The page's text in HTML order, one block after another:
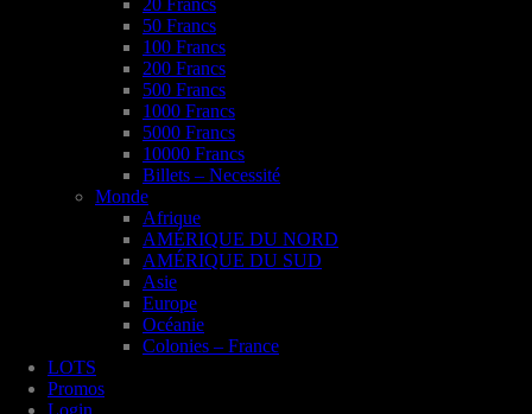
50 Francs
100 Francs
200 Francs
500 Francs
1000 Francs
5000 Francs
10000 Francs
Billets – Necessité
Monde
Afrique
AMÉRIQUE DU NORD
AMÉRIQUE DU SUD
Asie
Europe
Océanie
Colonies – France
LOTS
Promos
Login